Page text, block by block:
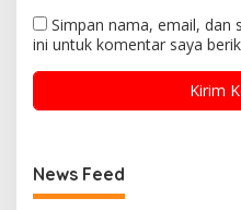
Simpan nama, email, dan
ini untuk komentar saya
News Feed